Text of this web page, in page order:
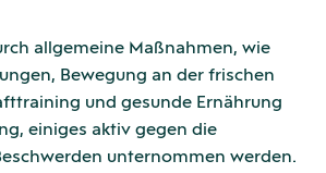
allgemeine Maßnahmen, wie
Bewegung an der frischen
und gesunde Ernährung
einiges aktiv gegen die
unternommen werden.